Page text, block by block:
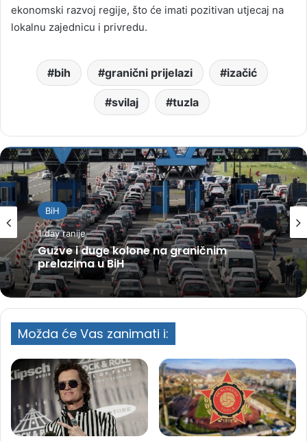
ekonomski razvoj regije, što će imati pozitivan utjecaj na
lokalnu zajednicu i privredu.
bih granični prijelazi izačić
svilaj tuzla
BiH
1 day ranije
Gužve i duge kolone na graničnim
prelazima u BiH
Možda će Vas zanimati i: